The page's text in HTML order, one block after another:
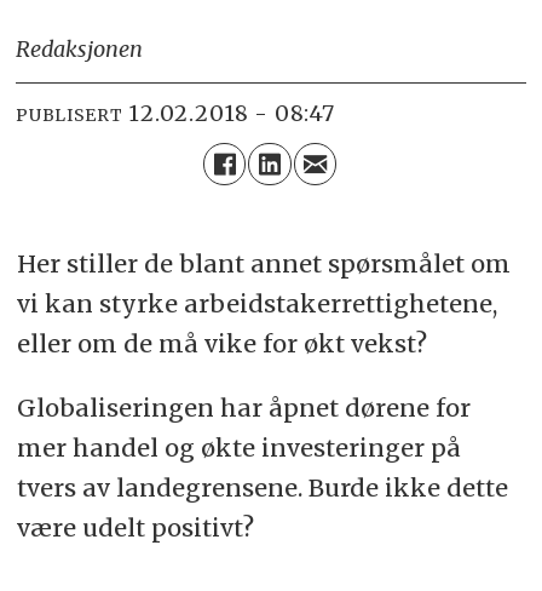
Redaksjonen
PUBLISERT 12.02.2018 - 08:47
Her stiller de blant annet spørsmålet om
vi kan styrke arbeidstakerrettighetene,
eller om de må vike for økt vekst?
Globaliseringen har åpnet dørene for
mer handel og økte investeringer på
tvers av landegrensene. Burde ikke dette
være udelt positivt?